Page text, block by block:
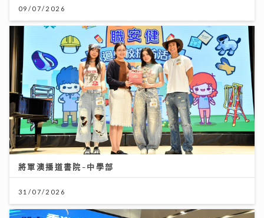
09/07/2026
將軍澳播道書院-中學部
31/07/2026